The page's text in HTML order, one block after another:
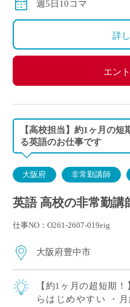
週5日10コマ
詳
エン
【高校担当】約1ヶ月の
る英語のお仕事です
大阪府 非常勤講師
英語 高校の非常勤講
仕事NO：O261-2607-019eig
大阪府豊中市
【約1ヶ月の超短期
らはじめやすい ・